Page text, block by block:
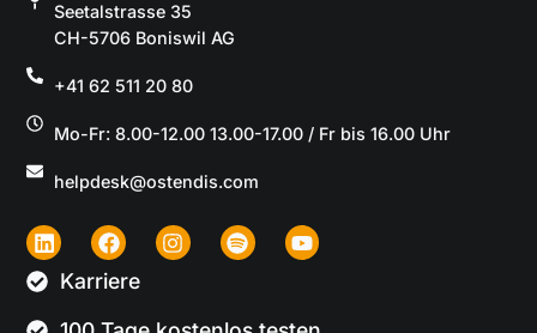
Seetalstrasse 35
CH-5706 Boniswil AG
+41 62 511 20 80
Mo-Fr: 8.00-12.00 13.00-17.00 / Fr bis 16.00 Uhr
helpdesk@ostendis.com
Karriere